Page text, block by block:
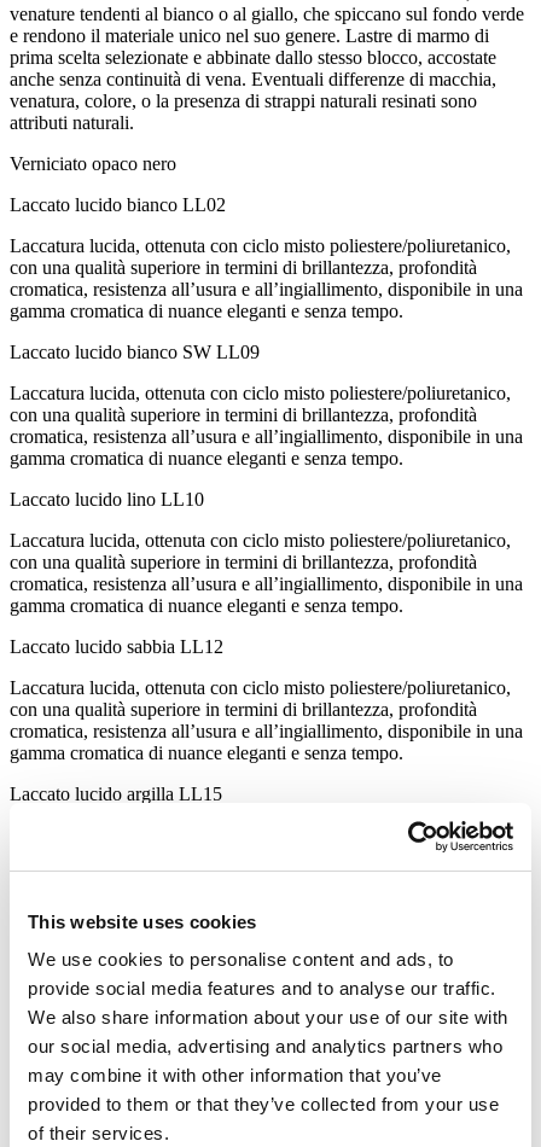
This website uses cookies
We use cookies to personalise content and ads, to
provide social media features and to analyse our traffic.
We also share information about your use of our site with
our social media, advertising and analytics partners who
may combine it with other information that you’ve
provided to them or that they’ve collected from your use
of their services.
venature tendenti al bianco o al giallo, che spiccano sul fondo verde
e rendono il materiale unico nel suo genere. Lastre di marmo di
prima scelta selezionate e abbinate dallo stesso blocco, accostate
anche senza continuità di vena. Eventuali differenze di macchia,
venatura, colore, o la presenza di strappi naturali resinati sono
attributi naturali.
Verniciato opaco nero
Laccato lucido bianco LL02
Laccatura lucida, ottenuta con ciclo misto poliestere/poliuretanico,
con una qualità superiore in termini di brillantezza, profondità
cromatica, resistenza all’usura e all’ingiallimento, disponibile in una
gamma cromatica di nuance eleganti e senza tempo.
Laccato lucido bianco SW LL09
Laccatura lucida, ottenuta con ciclo misto poliestere/poliuretanico,
con una qualità superiore in termini di brillantezza, profondità
cromatica, resistenza all’usura e all’ingiallimento, disponibile in una
gamma cromatica di nuance eleganti e senza tempo.
Laccato lucido lino LL10
Laccatura lucida, ottenuta con ciclo misto poliestere/poliuretanico,
con una qualità superiore in termini di brillantezza, profondità
cromatica, resistenza all’usura e all’ingiallimento, disponibile in una
gamma cromatica di nuance eleganti e senza tempo.
Laccato lucido sabbia LL12
Laccatura lucida, ottenuta con ciclo misto poliestere/poliuretanico,
con una qualità superiore in termini di brillantezza, profondità
cromatica, resistenza all’usura e all’ingiallimento, disponibile in una
gamma cromatica di nuance eleganti e senza tempo.
Laccato lucido argilla LL15
Laccatura lucida, ottenuta con ciclo misto poliestere/poliuretanico,
con una qualità superiore in termini di brillantezza, profondità
cromatica, resistenza all’usura e all’ingiallimento, disponibile in una
Laccatura lucida, ottenuta con ciclo misto poliestere/poliuretanico,
con una qualità superiore in termini di brillantezza, profondità
cromatica, resistenza all’usura e all’ingiallimento, disponibile in una
gamma cromatica di nuance eleganti e senza tempo.
Laccato lucido giallo senape LL23
Laccatura lucida, ottenuta con ciclo misto poliestere/poliuretanico,